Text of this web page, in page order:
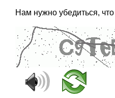
Нам нужно убедиться,